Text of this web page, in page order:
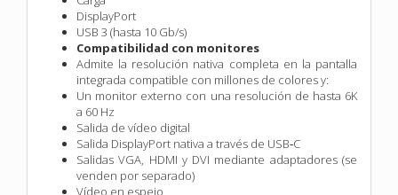
DisplayPort
USB 3 (hasta 10 Gb/s)
Compatibilidad con monitores
Admite la resolución nativa completa en la pantalla
integrada compatible con millones de colores y:
Un monitor externo con una resolución de hasta 6K
a 60 Hz
Salida de vídeo digital
Salida DisplayPort nativa a través de USB‑C
Salidas VGA, HDMI y DVI mediante adaptadores (se
venden por separado)
Vídeo en espejo